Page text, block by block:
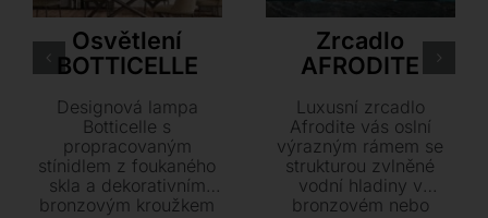
Ozzio
Osvětlení
BOTTICELLE
Designová lampa
Botticelle s
propracovaným
stínidlem z foukaného
skla a dekorativním
bronzovým kroužkem
Zrcadlo
AFRODITE
Luxusní zrcadlo
Afrodite vás oslní
výrazným rámem se
strukturou zvlněné
vodní hladiny v
bronzovém nebo